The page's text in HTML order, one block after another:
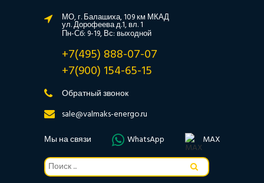
МО, г. Балашиха, 109 км МКАД
ул. Дорофеева д.1, вл. 1
Пн-Сб: 9-19, Вс: выходной
+7(495) 888-07-07
+7(900) 154-65-15
Обратный звонок
sale@valmaks-energo.ru
Мы на связи
WhatsApp MAX